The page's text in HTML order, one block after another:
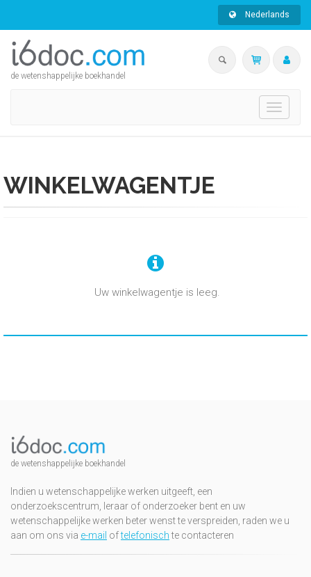
Nederlands
de wetenshappelijke boekhandel
Toggle
WINKELWAGENTJE
Uw winkelwagentje is leeg.
de wetenshappelijke boekhandel
Indien u wetenschappelijke werken uitgeeft, een
onderzoekscentrum, leraar of onderzoeker bent en uw
wetenschappelijke werken beter wenst te verspreiden, raden we u
aan om ons via e-mail oftelefonischte contacteren